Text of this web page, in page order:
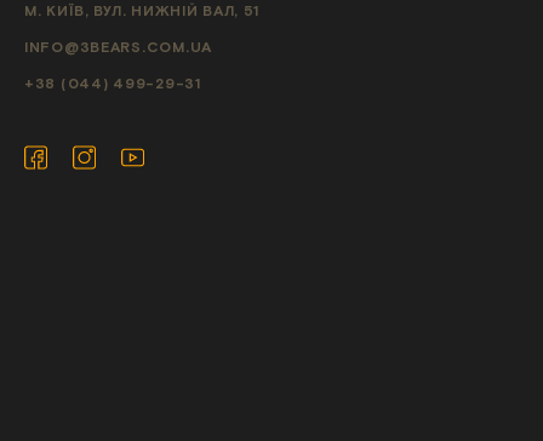
М. КИЇВ, ВУЛ. НИЖНІЙ ВАЛ, 51
INFO@3BEARS.COM.UA
+38 (044) 499-29-31